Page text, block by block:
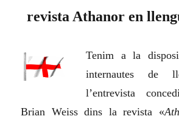
revista Athanor en
Tenim a la
internautes de
l’entrevista
Brian Weiss dins la revista «